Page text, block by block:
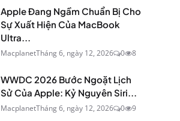
Apple Đang Ngầm Chuẩn Bị Cho
Sự Xuất Hiện Của MacBook
Ultra...
MacplanetTháng 6, ngày 12, 2026 0 8
WWDC 2026 Bước Ngoặt Lịch
Sử Của Apple: Kỷ Nguyên Siri...
MacplanetTháng 6, ngày 12, 2026 0 9